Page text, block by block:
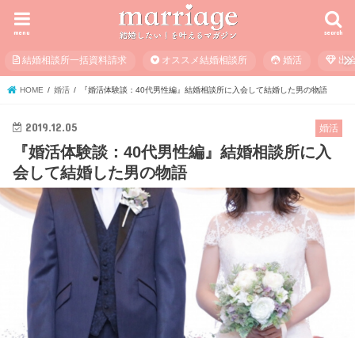
search
menu
結婚相談所一括資料請求 オススメ結婚相談所 婚活 出
HOME 婚活 『婚活体験談：40代男性編』結婚相談所に入会して結婚した男の物語
婚活
2019.12.05
『婚活体験談：40代男性編』結婚相談所に入
会して結婚した男の物語